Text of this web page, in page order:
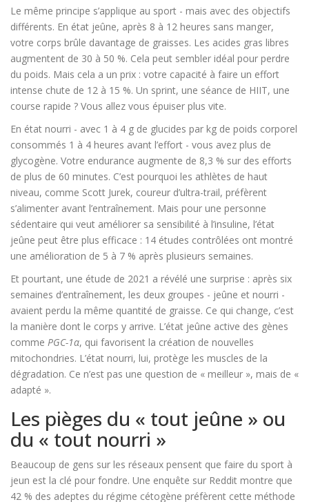
Le même principe s’applique au sport - mais avec des objectifs
différents. En état jeûne, après 8 à 12 heures sans manger,
votre corps brûle davantage de graisses. Les acides gras libres
augmentent de 30 à 50 %. Cela peut sembler idéal pour perdre
du poids. Mais cela a un prix : votre capacité à faire un effort
intense chute de 12 à 15 %. Un sprint, une séance de HIIT, une
course rapide ? Vous allez vous épuiser plus vite.
En état nourri - avec 1 à 4 g de glucides par kg de poids corporel
consommés 1 à 4 heures avant l’effort - vous avez plus de
glycogène. Votre endurance augmente de 8,3 % sur des efforts
de plus de 60 minutes. C’est pourquoi les athlètes de haut
niveau, comme Scott Jurek, coureur d’ultra-trail, préfèrent
s’alimenter avant l’entraînement. Mais pour une personne
sédentaire qui veut améliorer sa sensibilité à l’insuline, l’état
jeûne peut être plus efficace : 14 études contrôlées ont montré
une amélioration de 5 à 7 % après plusieurs semaines.
Et pourtant, une étude de 2021 a révélé une surprise : après six
semaines d’entraînement, les deux groupes - jeûne et nourri -
avaient perdu la même quantité de graisse. Ce qui change, c’est
la manière dont le corps y arrive. L’état jeûne active des gènes
comme PGC-1α, qui favorisent la création de nouvelles
mitochondries. L’état nourri, lui, protège les muscles de la
dégradation. Ce n’est pas une question de « meilleur », mais de «
adapté ».
Les pièges du « tout jeûne » ou
du « tout nourri »
Beaucoup de gens sur les réseaux pensent que faire du sport à
jeun est la clé pour fondre. Une enquête sur Reddit montre que
42 % des adeptes du régime cétogène préfèrent cette méthode